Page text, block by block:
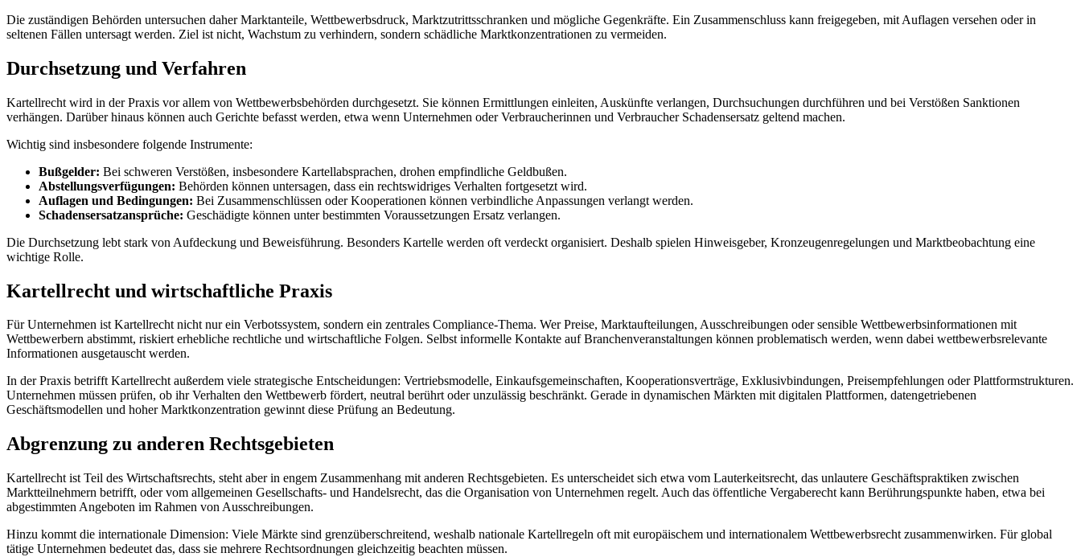
Die zuständigen Behörden untersuchen daher Marktanteile, Wettbewerbsdruck, Marktzutrittsschranken und mögliche Gegenkräfte. Ein Zusammenschluss kann freigegeben, mit Auflagen versehen oder in
seltenen Fällen untersagt werden. Ziel ist nicht, Wachstum zu verhindern, sondern schädliche Marktkonzentrationen zu vermeiden.
Durchsetzung und Verfahren
Kartellrecht wird in der Praxis vor allem von Wettbewerbsbehörden durchgesetzt. Sie können Ermittlungen einleiten, Auskünfte verlangen, Durchsuchungen durchführen und bei Verstößen Sanktionen
verhängen. Darüber hinaus können auch Gerichte befasst werden, etwa wenn Unternehmen oder Verbraucherinnen und Verbraucher Schadensersatz geltend machen.
Wichtig sind insbesondere folgende Instrumente:
Bußgelder: Bei schweren Verstößen, insbesondere Kartellabsprachen, drohen empfindliche Geldbußen.
Abstellungsverfügungen: Behörden können untersagen, dass ein rechtswidriges Verhalten fortgesetzt wird.
Auflagen und Bedingungen: Bei Zusammenschlüssen oder Kooperationen können verbindliche Anpassungen verlangt werden.
Schadensersatzansprüche: Geschädigte können unter bestimmten Voraussetzungen Ersatz verlangen.
Die Durchsetzung lebt stark von Aufdeckung und Beweisführung. Besonders Kartelle werden oft verdeckt organisiert. Deshalb spielen Hinweisgeber, Kronzeugenregelungen und Marktbeobachtung eine
wichtige Rolle.
Kartellrecht und wirtschaftliche Praxis
Für Unternehmen ist Kartellrecht nicht nur ein Verbotssystem, sondern ein zentrales Compliance-Thema. Wer Preise, Marktaufteilungen, Ausschreibungen oder sensible Wettbewerbsinformationen mit
Wettbewerbern abstimmt, riskiert erhebliche rechtliche und wirtschaftliche Folgen. Selbst informelle Kontakte auf Branchenveranstaltungen können problematisch werden, wenn dabei wettbewerbsrelevante
Informationen ausgetauscht werden.
In der Praxis betrifft Kartellrecht außerdem viele strategische Entscheidungen: Vertriebsmodelle, Einkaufsgemeinschaften, Kooperationsverträge, Exklusivbindungen, Preisempfehlungen oder Plattformstrukturen.
Unternehmen müssen prüfen, ob ihr Verhalten den Wettbewerb fördert, neutral berührt oder unzulässig beschränkt. Gerade in dynamischen Märkten mit digitalen Plattformen, datengetriebenen
Geschäftsmodellen und hoher Marktkonzentration gewinnt diese Prüfung an Bedeutung.
Abgrenzung zu anderen Rechtsgebieten
Kartellrecht ist Teil des Wirtschaftsrechts, steht aber in engem Zusammenhang mit anderen Rechtsgebieten. Es unterscheidet sich etwa vom Lauterkeitsrecht, das unlautere Geschäftspraktiken zwischen
Marktteilnehmern betrifft, oder vom allgemeinen Gesellschafts- und Handelsrecht, das die Organisation von Unternehmen regelt. Auch das öffentliche Vergaberecht kann Berührungspunkte haben, etwa bei
abgestimmten Angeboten im Rahmen von Ausschreibungen.
Hinzu kommt die internationale Dimension: Viele Märkte sind grenzüberschreitend, weshalb nationale Kartellregeln oft mit europäischem und internationalem Wettbewerbsrecht zusammenwirken. Für global
tätige Unternehmen bedeutet das, dass sie mehrere Rechtsordnungen gleichzeitig beachten müssen.